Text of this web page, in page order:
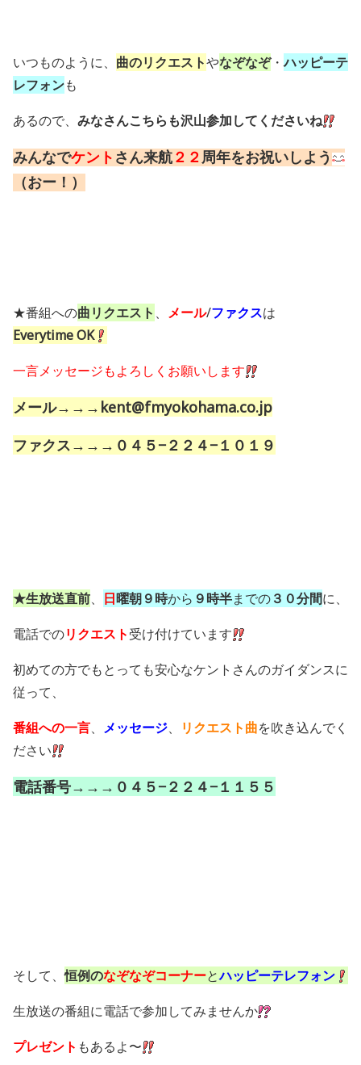
いつものように、 曲のリクエストやなぞなぞ・ハッピーテ
レフォンも
あるので、 みなさんこちらも沢山参加してくださいね
みんなでケント さん来航２２周年をお祝いしよう
（おー！）
★番組への曲リクエスト 、 メール/ファクスは
Everytime OK
一言メッセージもよろしくお願いします
メール→→→kent@fmyokohama.co.jp
ファクス→→→０４５−２２４−１０１９
★生放送直前、 日曜朝９時から ９時半までの３０分間に、
電話でのリクエスト受け付けています
初めての方でもとっても安心なケントさんのガイダンスに
従って、
番組への一言、 メッセージ、 リクエスト曲を吹き込んでく
ださい
電話番号→→→０４５−２２４−１１５５
そして、恒例のなぞなぞコーナーとハッピーテレフォン
生放送の番組に電話で参加してみませんか
プレゼント もあるよ〜